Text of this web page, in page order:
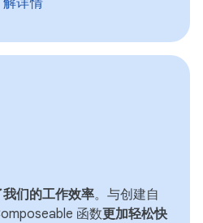
解详情
们的工作效率。与创建自
函数更加轻松快